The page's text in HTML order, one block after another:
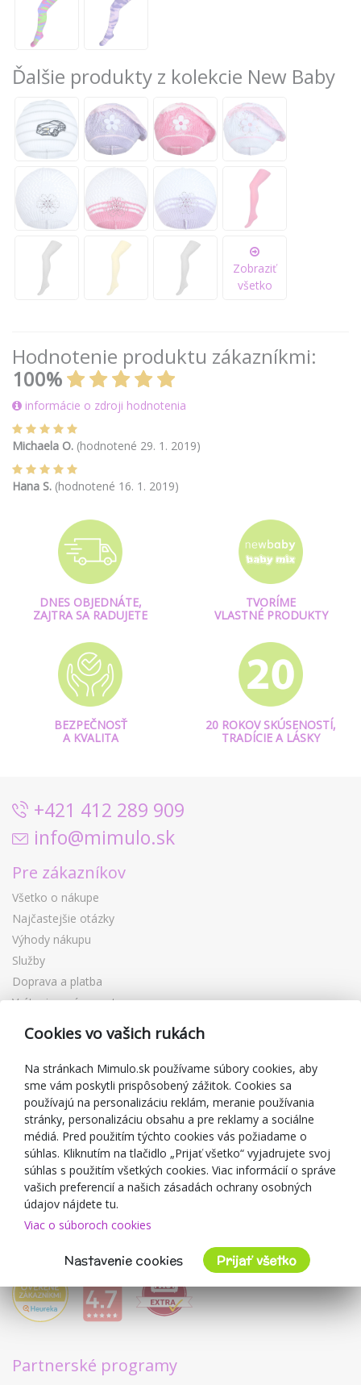
Ďalšie produkty z kolekcie New Baby
Zobraziť
všetko
Hodnotenie produktu zákazníkmi:
100%
informácie o zdroji hodnotenia
Michaela O. (hodnotené 29. 1. 2019)
Hana S. (hodnotené 16. 1. 2019)
DNES OBJEDNÁTE,
ZAJTRA SA RADUJETE
TVORÍME
VLASTNÉ PRODUKTY
BEZPEČNOSŤ
A KVALITA
20 ROKOV SKÚSENOSTÍ,
TRADÍCIE A LÁSKY
+421 412 289 909
info@mimulo.sk
Pre zákazníkov
Všetko o nákupe
Najčastejšie otázky
Výhody nákupu
Služby
Doprava a platba
Vrátenie a výmena tovaru
Reklamácia
Zľavové kupóny
Blog
O predajcovi
Mimulo.sk
Obchodné podmienky
Ochrana osobných údajov GDPR
Kontakty
Spolupracujeme
Partnerské programy
Cookies vo vašich rukách
Na stránkach Mimulo.sk používame súbory cookies, aby
sme vám poskytli prispôsobený zážitok. Cookies sa
používajú na personalizáciu reklám, meranie používania
stránky, personalizáciu obsahu a pre reklamy a sociálne
médiá. Pred použitím týchto cookies vás požiadame o
súhlas. Kliknutím na tlačidlo „Prijať všetko“ vyjadrujete svoj
súhlas s použitím všetkých cookies. Viac informácií o správe
vašich preferencií a našich zásadách ochrany osobných
údajov nájdete tu.
Viac o súboroch cookies
Nastavenie cookies Prijať všetko